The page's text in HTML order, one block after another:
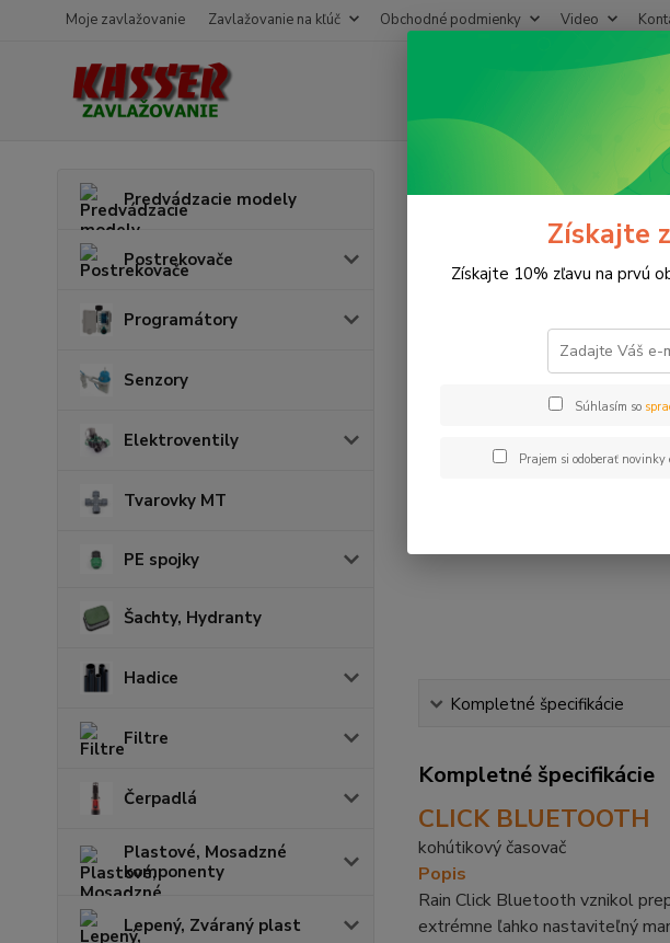
Moje zavlažovanie Zavlažovanie na kľúč Obchodné podmienky Video
Predvádzacie modely
Postrekovače
Programátory
Senzory
Elektroventily
Tvarovky MT
PE spojky
Šachty, Hydranty
Hadice
Filtre
Čerpadlá
Plastové, Mosadzné
komponenty
Lepený, Zváraný plast
Záhradný program
Programátor
Kompletné špecifikácie
Kompletné špecifikácie
CLICK BLUETOOTH
kohútikový časovač
Popis
Rain Click Bluetooth vznikol
extrémne ľahko nastaviteľný
Získajte
Získajte 10% zľavu na prvú
Súhlasím so
Prajem si odoberať novinky